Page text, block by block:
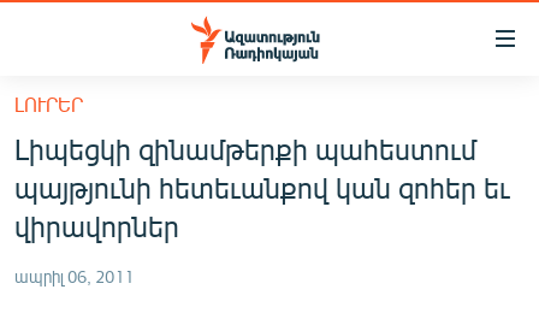
Մատչելիության
հիմնական
բովանդակությանը
հիմնական
մենյուին
ՀԱՅԱՍՏԱՆ
ՔԱՂԱՔԱԿԱՆ
ԼՈՒՐԵՐ
Լիպեցկի զինամթերքի պահեստում
պայթյունի հետեւանքով կան զոհեր եւ
վիրավորներ
ապրիլ 06, 2011